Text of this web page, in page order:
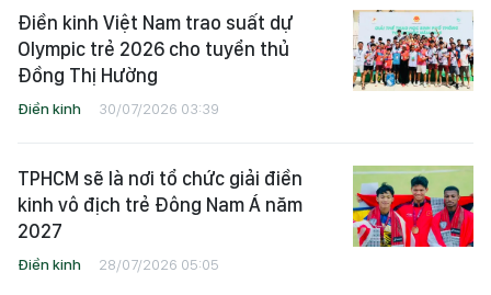
Điền kinh Việt Nam trao suất dự
Olympic trẻ 2026 cho tuyển thủ
Đồng Thị Hường
Điền kinh 30/07/2026 03:39
TPHCM sẽ là nơi tổ chức giải điền
kinh vô địch trẻ Đông Nam Á năm
2027
Điền kinh 28/07/2026 05:05